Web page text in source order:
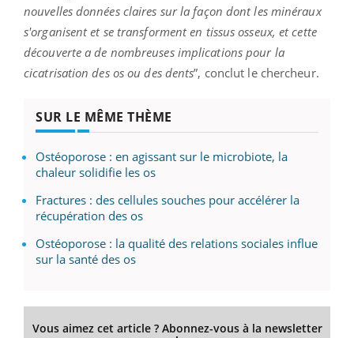
nouvelles données claires sur la façon dont les minéraux
s'organisent et se transforment en tissus osseux, et cette
découverte a de nombreuses implications pour la
cicatrisation des os ou des dents”, conclut le chercheur.
SUR LE MÊME THÈME
Ostéoporose : en agissant sur le microbiote, la
chaleur solidifie les os
Fractures : des cellules souches pour accélérer la
récupération des os
Ostéoporose : la qualité des relations sociales influe
sur la santé des os
Vous aimez cet article ? Abonnez-vous à la newsletter